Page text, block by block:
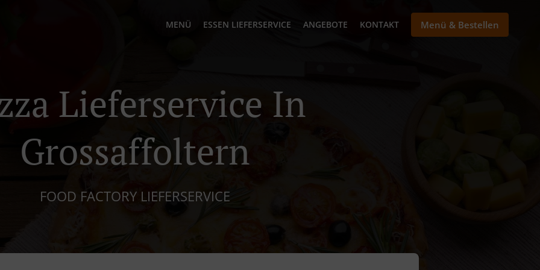
MENÜ ESSEN LIEFERSERVICE ANGEBOTE KONTAKT Menü & Bestellen
Lieferservice In
Grossaffoltern
FOOD FACTORY LIEFERSERVICE